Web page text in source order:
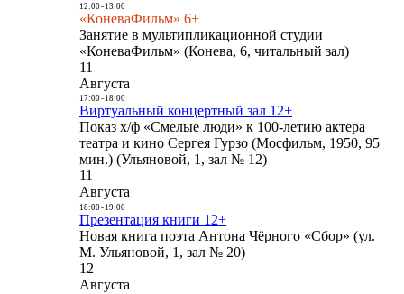
12:00- 13:00
«КоневаФильм» 6+
Занятие в мультипликационной студии
«КоневаФильм» (Конева, 6, читальный зал)
11
Августа
17:00- 18:00
Виртуальный концертный зал 12+
Показ х/ф «Смелые люди» к 100-летию актера
театра и кино Сергея Гурзо (Мосфильм, 1950, 95
мин.) (Ульяновой, 1, зал № 12)
11
Августа
18:00- 19:00
Презентация книги 12+
Новая книга поэта Антона Чёрного «Сбор» (ул.
М. Ульяновой, 1, зал № 20)
12
Августа